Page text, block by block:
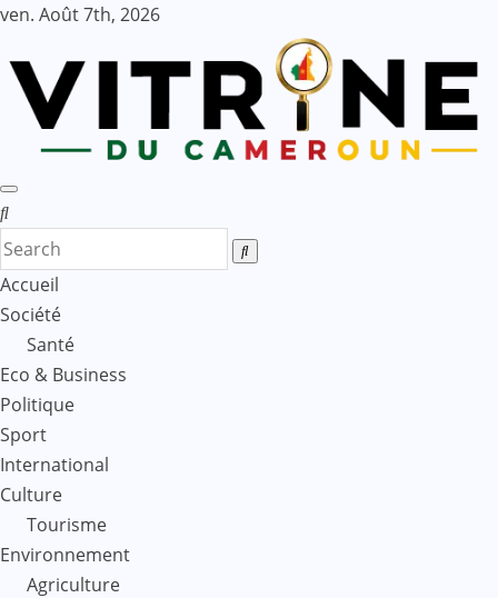
Skip
content
ven. Août 7th, 2026
Accueil
Société
Santé
Eco & Business
Politique
Sport
International
Culture
Tourisme
Environnement
Agriculture